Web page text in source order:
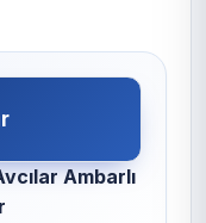
Ambarlı